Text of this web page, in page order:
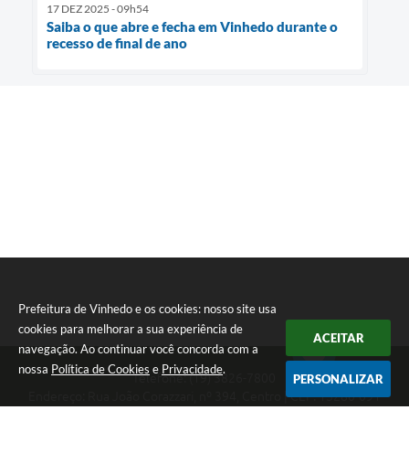
Prefeitura de Vinhedo e os cookies: nosso site usa
cookies para melhorar a sua experiência de
navegação. Ao continuar você concorda com a
nossa Política de Cookies e Privacidade.
ACEITAR
PERSONALIZAR
17 DEZ 2025 - 09h54
Saiba o que abre e fecha em Vinhedo durante o
recesso de final de ano
Telefone: (19) 3826-7800
Endereço: Rua João Corazzari, nº 394, Centro | CEP: 13280-091